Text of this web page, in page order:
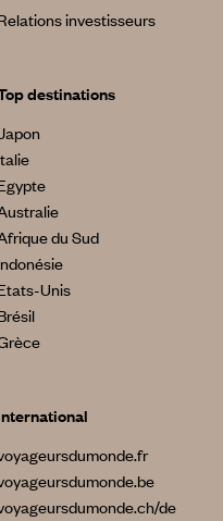
investisseurs
destinations
du Sud
Unis
de